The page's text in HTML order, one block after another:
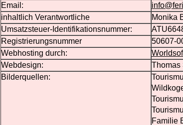
Email:
inhaltlich Verantwortliche
Monika
Umsatzsteuer-Identifikationsnummer:
Registrierungsnummer
50607-
Webhosting durch:
Webdesign:
Thomas
Bilderquellen:
Familie